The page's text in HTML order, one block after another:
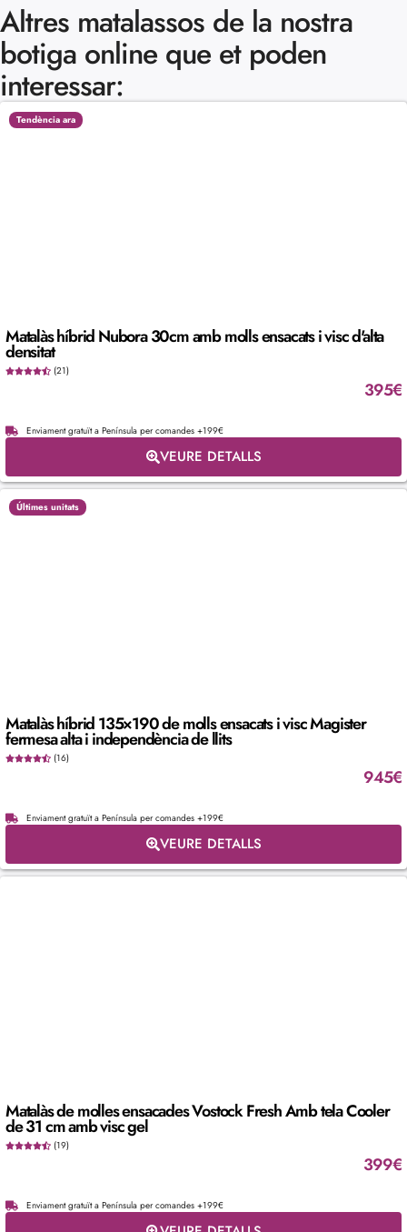
Altres matalassos de la nostra
botiga online que et poden
interessar:
Tendència ara
Matalàs híbrid Nubora 30cm amb molls ensacats i visc d'alta
densitat
(21)
395€
Enviament gratuït a Península per comandes +199€
VEURE DETALLS
Últimes unitats
Matalàs híbrid 135×190 de molls ensacats i visc Magister
fermesa alta i independència de llits
(16)
945€
Enviament gratuït a Península per comandes +199€
VEURE DETALLS
Matalàs de molles ensacades Vostock Fresh Amb tela Cooler
de 31 cm amb visc gel
(19)
399€
Enviament gratuït a Península per comandes +199€